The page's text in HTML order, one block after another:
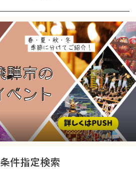
条件指定検索